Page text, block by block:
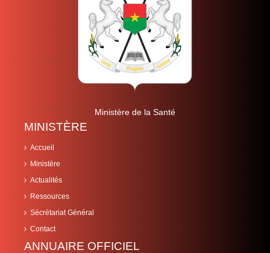
Ministère de la Santé
MINISTÈRE
Accueil
Ministère
Actualités
Ressources
Sécrétariat Général
Contact
ANNUAIRE OFFICIEL